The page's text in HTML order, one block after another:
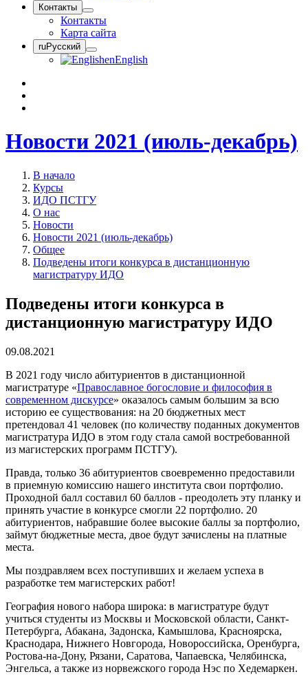
Контакты
Контакты
Карта сайта
ruРусский
enEnglish
Новости 2021 (июль-декабрь)
В начало
Курсы
ИДО ПСТГУ
О нас
Новости
Новости 2021 (июль-декабрь)
Общее
Подведены итоги конкурса в дистанционную
магистратуру ИДО
Подведены итоги конкурса в
дистанционную магистратуру ИДО
09.08.2021
В 2021 году число абитуриентов в дистанционной
магистратуре «Православное богословие и философия в
современном дискурсе» оказалось самым большим за всю
историю ее существования: на 20 бюджетных мест
претендовал 41 человек (по количеству поданных документов
магистратура ИДО в этом году стала самой востребованной
из магистерских программ ПСТГУ).
Правда, только 36 абитуриентов своевременно предоставили
в приемную комиссию нашего института свои портфолио.
Проходной балл составил 60 баллов - преодолеть эту планку и
принять участие в конкурсе смогли 22 портфолио. 20
абитуриентов, набравшие более высокие баллы за портфолио,
займут бюджетные места, двое будут зачислены на платные
места.
Мы поздравляем всех поступивших и желаем успеха в
разработке тем магистерских работ!
География нового набора широка: в магистратуре будут
учиться студенты из Москвы и Московской области, Санкт-
Петербурга, Абакана, Задонска, Камышлова, Красноярска,
Краснодара, Нижнего Новгорода, Новороссийска, Оренбурга,
Ростова-на-Дону, Рязани, Саратова, Чапаевска, Челябинска,
Энгельса, а также из норвежского города Нэс по Хедемаркен.